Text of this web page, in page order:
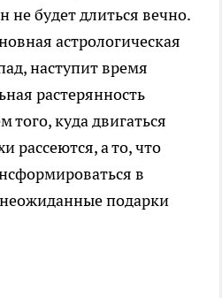
не будет длиться вечно.
астрологическая
наступит время
растерянность
куда двигаться
рассеются, а то, что
в
подарки